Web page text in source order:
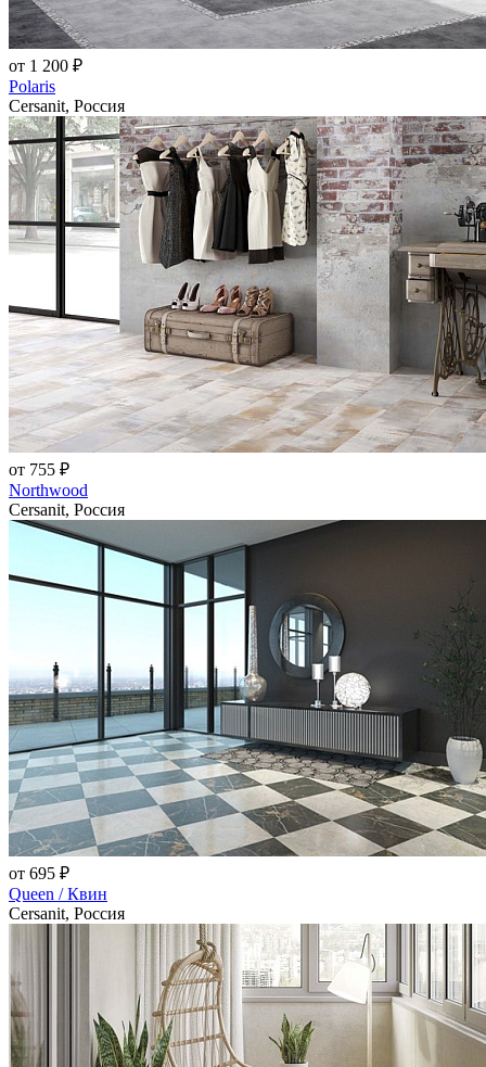
от 1 200 ₽
Polaris
Cersanit, Россия
от 755 ₽
Northwood
Cersanit, Россия
от 695 ₽
Queen / Квин
Cersanit, Россия